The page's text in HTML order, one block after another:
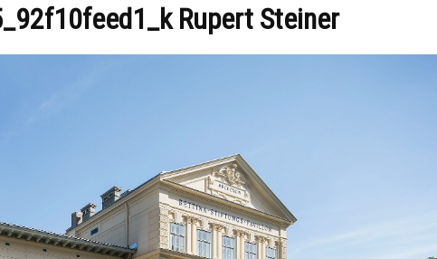
Rupert Steiner